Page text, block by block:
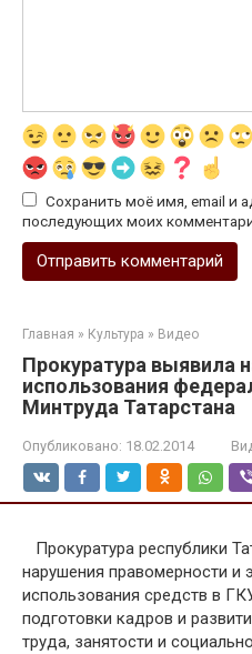
Сохранить моё имя, email и
последующих моих
Главная » Культура » Видео
Прокуратура выявила
использования
Минтруда Татарстана
Опубликовано: 18.02.2014
Прокуратура республики
нарушения правомерности и
использования средств в
подготовки кадров и
труда, занятости и